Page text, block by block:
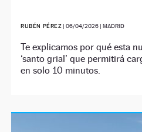
RUBÉN PÉREZ |06/04/2026 | MADRID
Te explicamos por qué esta
‘santo grial’ que permitirá
en solo 10 minutos.